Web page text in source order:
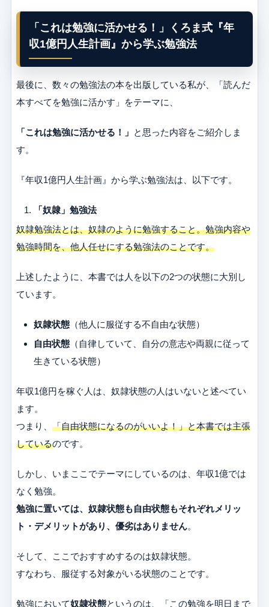
「これは勉強に活かせる！」くろま式『年
収1億円人生計画』から学ぶ勉強法
最後に、数々の勉強法の本を出版している私が、「読んだ
本すべてを勉強に活かす」をテーマに、
「これは勉強に活かせる！」 と思った内容をご紹介しま
す。
『年収1億円人生計画』から学ぶ勉強法は、以下です。
「奴隷 」勉強法
奴隷勉強法とは、奴隷のように勉強すること。勉強内容や
勉強時間を、他人任せにする勉強法のことです。
上述したように、本書では人を以下の2つの状態に大別し
ています。
奴隷状態 （他人に服従する不自由な状態）
自由状態 （自律していて、自分の意志や両親に従って
生きている状態）
年収1億円を稼ぐ人は、奴隷状態の人はいないと述べてい
ます。
つまり、 「自由状態になるのがいいよ！」と本書では主張
しているのです。
しかし、いまここでテーマにしているのは、年収1億では
なく勉強。
勉強に置いては、奴隷状態も自由状態もそれぞれメリッ
ト・デメリットがあり、優劣はありません。
そして、ここでおすすめするのは奴隷状態。
すなわち、服従する対象がいる状態のことです。
勉強において奴隷状態というのは、「この勉強を明日まで